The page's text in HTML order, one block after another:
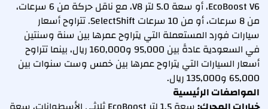
EcoBoost V6، أو سعة 5.0 لتر V8، مع ناقل حركة من 6 سرعات،
من 8 سرعات، أو من 10 سرعات SelectShift. تتراوح أسعار
سيارات فورد المستعملة التي يتراوح عمرها بين سنة وسنتين
في السعودية عادةً بين 95,000 و160,000 ريال، بينما تتراوح
أسعار السيارات التي يتراوح عمرها بين خمس وست سنوات بين
65,000 و135,000 ريال.
المواصفات الرئيسية